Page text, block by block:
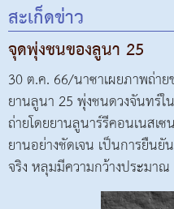
สะเก็ดข่าว
จุดพุ่งชนของลูนา 25
30 ต.ค. 66/นาซาเผยภาพถ่า
ยานลูนา 25 พุ่งชนดวงจันทร์
ถ่ายโดยยานลูนาร์รีคอนเนสเ
ยานอย่างชัดเจน เป็นการยืน
จริง หลุมมีความกว้างประมาณ